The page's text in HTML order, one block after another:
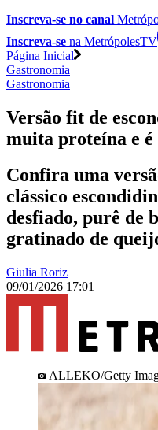
Inscreva-se no canal
Inscreva-se na MetrópolesTV
Página Inicial
Gastronomia
Gastronomia
Versão fit de
muita proteína e é
Confira uma
clássico
desfiado, purê de
gratinado de
Giulia Roriz
09/01/2026 17:01
ALLEKO/Getty